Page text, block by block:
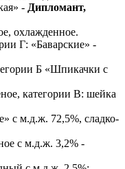
- Дипломант,
охлажденное.
Г: «Баварские» -
Б «Шпикачки с
категории В: шейка
с м.д.ж. 72,5%, сладко-
с м.д.ж. 3,2% -